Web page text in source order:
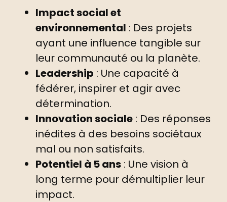
Impact social et
environnemental : Des projets
ayant une influence tangible sur
leur communauté ou la planète.
Leadership : Une capacité à
fédérer, inspirer et agir avec
détermination.
Innovation sociale : Des réponses
inédites à des besoins sociétaux
mal ou non satisfaits.
Potentiel à 5 ans : Une vision à
long terme pour démultiplier leur
impact.